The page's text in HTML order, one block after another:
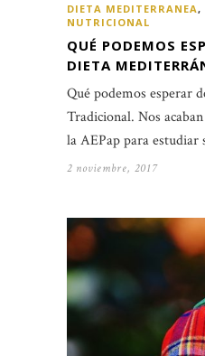
DIETA MEDITERRANEA,
NUTRICIONAL
QUÉ PODEMOS
DIETA
Qué podemos esperar
Tradicional. Nos acaban
la AEPap para estudiar
2 noviembre, 2017